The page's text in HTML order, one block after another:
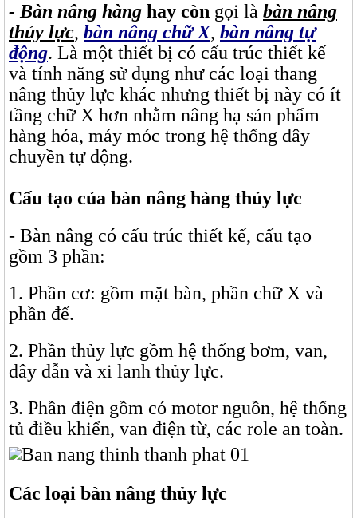
- Bàn nâng hàng hay còn gọi là bàn nâng
thủy lực, bàn nâng chữ X, bàn nâng tự
động. Là một thiết bị có cấu trúc thiết kế
và tính năng sử dụng như các loại thang
nâng thủy lực khác nhưng thiết bị này có ít
tầng chữ X hơn nhằm nâng hạ sản phẩm
hàng hóa, máy móc trong hệ thống dây
chuyền tự động.
Cấu tạo của bàn nâng hàng thủy lực
- Bàn nâng có cấu trúc thiết kế, cấu tạo
gồm 3 phần:
1. Phần cơ: gồm mặt bàn, phần chữ X và
phần đế.
2. Phần thủy lực gồm hệ thống bơm, van,
dây dẫn và xi lanh thủy lực.
3. Phần điện gồm có motor nguồn, hệ thống
tủ điều khiển, van điện từ, các role an toàn.
Các loại bàn nâng thủy lực